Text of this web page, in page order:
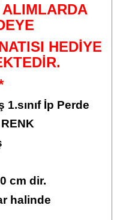
HEDİYE
İp Perde
cm dir.
halinde